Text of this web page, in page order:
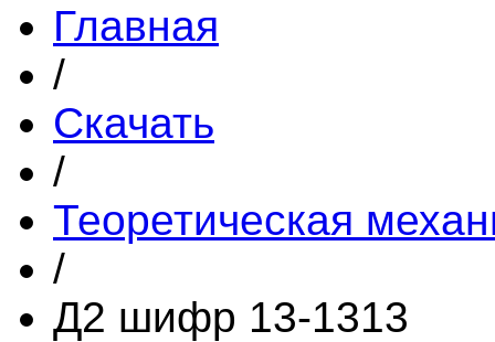
Главная
/
Скачать
/
Теоретическая
/
Д2 шифр 13-1313